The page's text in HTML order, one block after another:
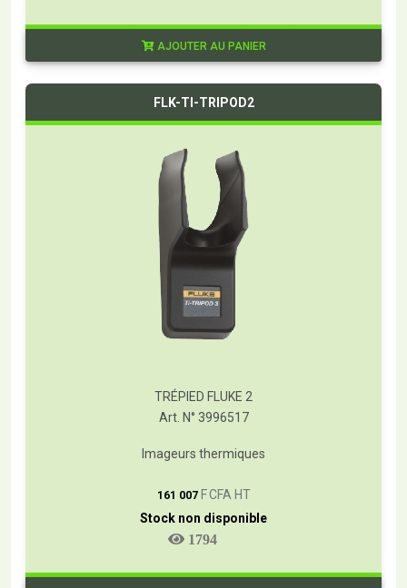
AJOUTER AU PANIER
FLK-TI-TRIPOD2
TRÉPIED FLUKE 2
Art. N° 3996517
Imageurs thermiques
161 007 F CFA HT
Stock non disponible
1794